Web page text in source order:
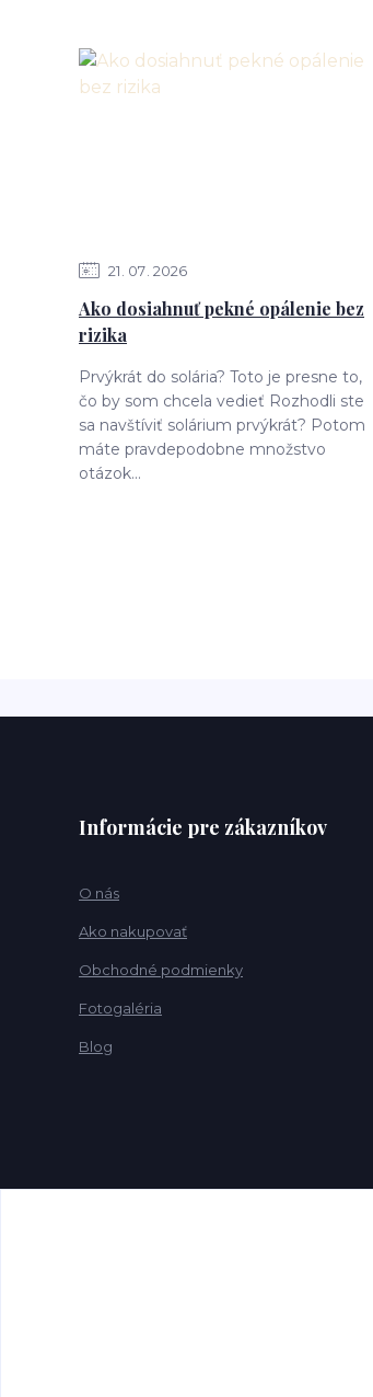
21 07 2026
Ako dosiahnuť pekné opálenie bez
rizika
Prvýkrát do solária? Toto je presne to,
čo by som chcela vedieť Rozhodli ste
sa navštíviť solárium prvýkrát? Potom
máte pravdepodobne množstvo
otázok...
Informácie pre zákazníkov
O nás
Ako nakupovať
Obchodné podmienky
Fotogaléria
Blog